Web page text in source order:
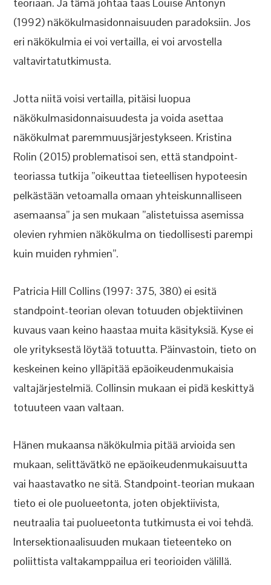
(1992) näkökulmasidonnaisuuden paradoksiin. Jos
eri näkökulmia ei voi vertailla, ei voi arvostella
valtavirtatutkimusta.
Jotta niitä voisi vertailla, pitäisi luopua
näkökulmasidonnaisuudesta ja voida asettaa
näkökulmat paremmuusjärjestykseen. Kristina
Rolin (2015) problematisoi sen, että standpoint-
teoriassa tutkija ”oikeuttaa tieteellisen hypoteesin
pelkästään vetoamalla omaan yhteiskunnalliseen
asemaansa” ja sen mukaan ”alistetuissa asemissa
olevien ryhmien näkökulma on tiedollisesti parempi
kuin muiden ryhmien”.
Patricia Hill Collins (1997: 375, 380) ei esitä
standpoint-teorian olevan totuuden objektiivinen
kuvaus vaan keino haastaa muita käsityksiä. Kyse ei
ole yrityksestä löytää totuutta. Päinvastoin, tieto on
keskeinen keino ylläpitää epäoikeudenmukaisia
valtajärjestelmiä. Collinsin mukaan ei pidä keskittyä
totuuteen vaan valtaan.
Hänen mukaansa näkökulmia pitää arvioida sen
mukaan, selittävätkö ne epäoikeudenmukaisuutta
vai haastavatko ne sitä. Standpoint-teorian mukaan
tieto ei ole puolueetonta, joten objektiivista,
neutraalia tai puolueetonta tutkimusta ei voi tehdä.
Intersektionaalisuuden mukaan tieteenteko on
poliittista valtakamppailua eri teorioiden välillä.